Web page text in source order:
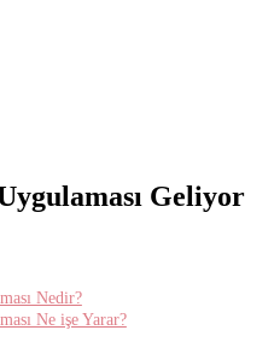
Geliyor
Nedir?
Ne işe Yarar?